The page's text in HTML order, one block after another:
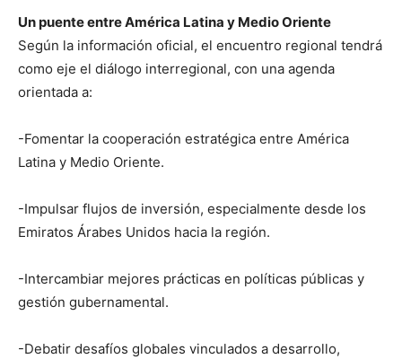
Un puente entre América Latina y Medio Oriente
Según la información oficial, el encuentro regional tendrá
como eje el diálogo interregional, con una agenda
orientada a:
-Fomentar la cooperación estratégica entre América
Latina y Medio Oriente.
-Impulsar flujos de inversión, especialmente desde los
Emiratos Árabes Unidos hacia la región.
-Intercambiar mejores prácticas en políticas públicas y
gestión gubernamental.
-Debatir desafíos globales vinculados a desarrollo,